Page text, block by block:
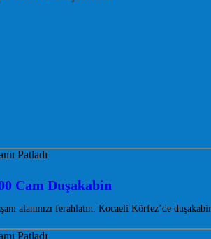
Cam Duşakabin
alanınızı ferahlatın. Kocaeli Körfez’de